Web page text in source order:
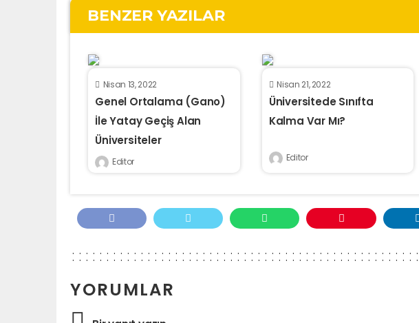
BENZER YAZILAR
Nisan 13, 2022
Genel Ortalama (Gano)
İle Yatay Geçiş Alan
Üniversiteler
Editor
Nisan 21, 2022
Üniversitede Sınıfta
Kalma Var Mı?
Editor
YORUMLAR